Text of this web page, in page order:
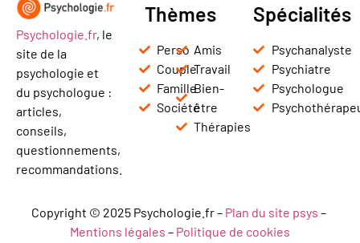
Psychologie.fr, le
site de la
psychologie et
du psychologue :
articles,
conseils,
questionnements,
recommandations.
Thèmes
Perso
Couple
Famille
Société
Amis
Travail
Bien-
être
Thérapies
Spécialités
Psychanalyste
Psychiatre
Psychologue
Copyright © 2025 Psychologie.fr – Plan du site psys –
Mentions légales – Politique de cookies